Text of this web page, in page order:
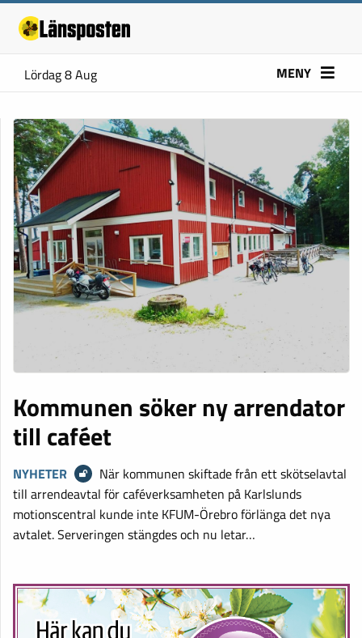
Lördag 8 Aug MENY
Kommunen söker ny arrendator
till caféet
NYHETER
När kommunen skiftade från ett skötselavtal
till arrendeavtal för caféverksamheten på Karlslunds
motionscentral kunde inte KFUM-Örebro förlänga det nya
avtalet. Serveringen stängdes och nu letar…